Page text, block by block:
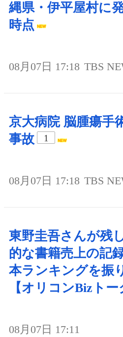
縄県・伊平屋村に
時点
08月07日 17:18 TBS
京大病院 脳腫瘍手
事故
1
08月07日 17:18 TBS
東野圭吾さんが残
的な書籍売上の記
本ランキングを振
【オリコンBizトー
08月07日 17:11